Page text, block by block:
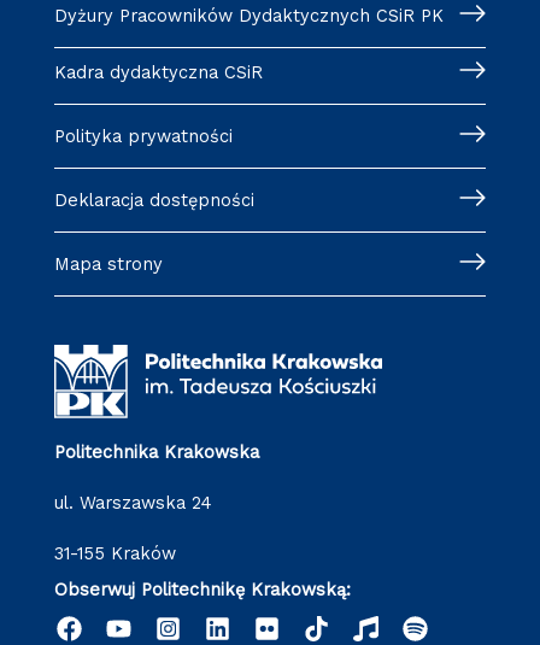
Dyżury Pracowników Dydaktycznych CSiR PK
Kadra dydaktyczna CSiR
Polityka prywatności
Deklaracja dostępności
Mapa strony
Politechnika Krakowska
ul. Warszawska 24
31-155 Kraków
Obserwuj Politechnikę Krakowską: